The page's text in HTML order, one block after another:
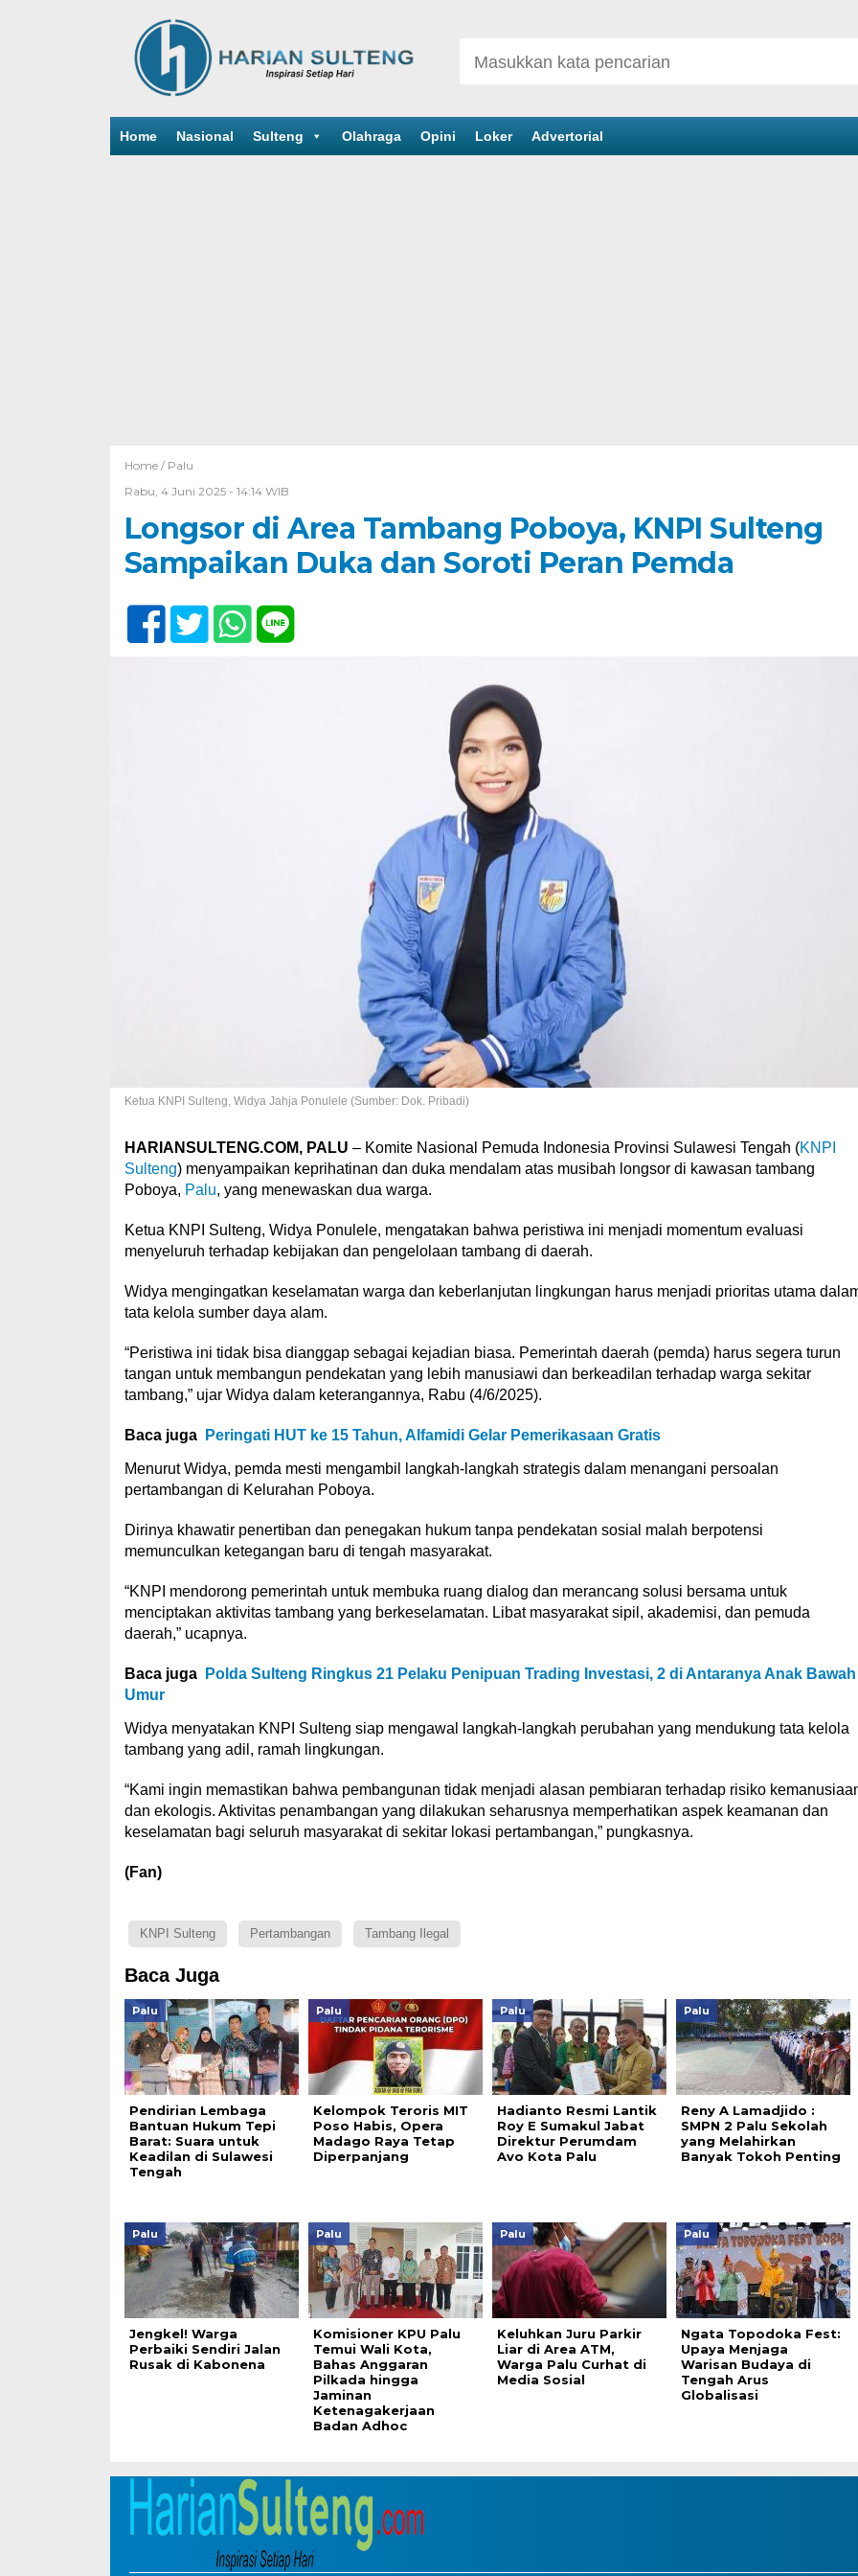
Home Nasional Sulteng Olahraga Opini Loker Advertorial
Home / Palu
Rabu, 4 Juni 2025 - 14:14 WIB
Longsor di Area Tambang Poboya, KNPI Sulteng
Sampaikan Duka dan Soroti Peran Pemda
Ketua KNPI Sulteng, Widya Jahja Ponulele (Sumber: Dok. Pribadi)
HARIANSULTENG.COM, PALU – Komite Nasional Pemuda Indonesia Provinsi Sulawesi Tengah (KNPI
Sulteng) menyampaikan keprihatinan dan duka mendalam atas musibah longsor di kawasan tambang
Poboya, Palu, yang menewaskan dua warga.
Ketua KNPI Sulteng, Widya Ponulele, mengatakan bahwa peristiwa ini menjadi momentum evaluasi
menyeluruh terhadap kebijakan dan pengelolaan tambang di daerah.
Widya mengingatkan keselamatan warga dan keberlanjutan lingkungan harus menjadi prioritas utama
tata kelola sumber daya alam.
“Peristiwa ini tidak bisa dianggap sebagai kejadian biasa. Pemerintah daerah (pemda) harus segera turun
tangan untuk membangun pendekatan yang lebih manusiawi dan berkeadilan terhadap warga sekitar
tambang,” ujar Widya dalam keterangannya, Rabu (4/6/2025).
Baca juga Peringati HUT ke 15 Tahun, Alfamidi Gelar Pemerikasaan Gratis
Menurut Widya, pemda mesti mengambil langkah-langkah strategis dalam menangani persoalan
pertambangan di Kelurahan Poboya.
Dirinya khawatir penertiban dan penegakan hukum tanpa pendekatan sosial malah berpotensi
memunculkan ketegangan baru di tengah masyarakat.
“KNPI mendorong pemerintah untuk membuka ruang dialog dan merancang solusi bersama untuk
menciptakan aktivitas tambang yang berkeselamatan. Libat masyarakat sipil, akademisi, dan pemuda
daerah,” ucapnya.
Baca juga
Polda Sulteng Ringkus 21 Pelaku Penipuan Trading Investasi, 2 di Antaranya Anak Bawah
Umur
Widya menyatakan KNPI Sulteng siap mengawal langkah-langkah perubahan yang mendukung tata kelola
tambang yang adil, ramah lingkungan.
“Kami ingin memastikan bahwa pembangunan tidak menjadi alasan pembiaran terhadap risiko
dan ekologis. Aktivitas penambangan yang dilakukan seharusnya memperhatikan aspek keamanan dan
keselamatan bagi seluruh masyarakat di sekitar lokasi pertambangan,” pungkasnya.
(Fan)
KNPI Sulteng Pertambangan Tambang Ilegal
Baca Juga
Palu
Pendirian Lembaga
Bantuan Hukum Tepi
Barat: Suara untuk
Keadilan di Sulawesi
Tengah
Palu
Kelompok Teroris MIT
Poso Habis, Opera
Madago Raya Tetap
Diperpanjang
Palu
Hadianto Resmi Lantik
Roy E Sumakul Jabat
Direktur Perumdam
Avo Kota Palu
Palu
Reny A Lamadjido :
SMPN 2 Palu Sekolah
yang Melahirkan
Banyak Tokoh Penting
Palu
Jengkel! Warga
Perbaiki Sendiri Jalan
Rusak di Kabonena
Palu
Komisioner KPU Palu
Temui Wali Kota,
Bahas Anggaran
Pilkada hingga
Jaminan
Ketenagakerjaan
Badan Adhoc
Palu
Keluhkan Juru Parkir
Liar di Area ATM,
Warga Palu Curhat di
Media Sosial
Palu
Ngata Topodoka Fest:
Upaya Menjaga
Warisan Budaya di
Tengah Arus
Globalisasi